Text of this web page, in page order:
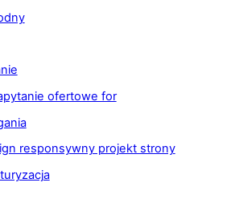
ofertowe for
responsywny projekt strony